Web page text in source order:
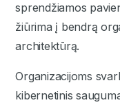
sprendžiamos
žiūrima į bendrą
architektūrą.
Organizacijoms
kibernetinis